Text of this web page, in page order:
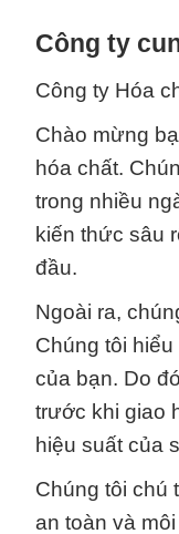
Công ty
Công ty Hóa
Chào mừng
hóa chất.
trong nhiều
kiến thức sâu
đầu.
Ngoài ra,
Chúng tôi
của bạn. Do
trước khi giao
hiệu suất của
Chúng tôi chú
an toàn và